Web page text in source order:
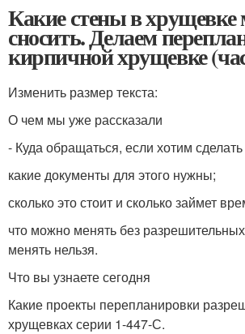
Какие стены в
сносить. Делаем
кирпичной хрущевке
Изменить размер текста:
О чем мы уже рассказали
- Куда обращаться, если хотим
какие документы для этого нужны;
сколько это стоит и сколько займет
что можно менять без
менять нельзя.
Что вы узнаете сегодня
Какие проекты перепланировки
хрущевках серии 1-447-С.